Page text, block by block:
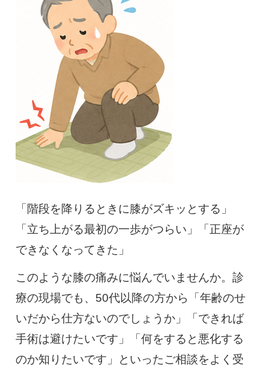
慢性疼痛
症例
よくある質問
クリニック紹介
お知らせ
0120-117-560
※上記電話番号をタップで電話が繋がります
電話受付時間：月〜金／9:00〜16:30（土日祝休）
「階段を降りるときに膝がズキッとする」
「立ち上がる最初の一歩がつらい」「正座が
できなくなってきた」
このような膝の痛みに悩んでいませんか。診
療の現場でも、50代以降の方から「年齢のせ
いだから仕方ないのでしょうか」「できれば
手術は避けたいです」「何をすると悪化する
のか知りたいです」といったご相談をよく受